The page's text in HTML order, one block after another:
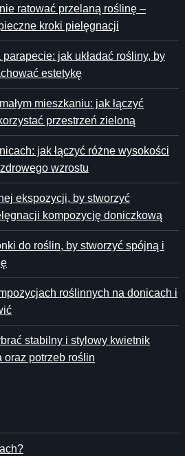
ratować przelaną roślinę –
kroki pielęgnacji
jak układać rośliny, by
estetykę
mieszkaniu: jak łączyć
przestrzeń zieloną
jak łączyć różne wysokości
wzrostu
ekspozycji, by stworzyć
kompozycję doniczkową
do roślin, by stworzyć spójną i
roślinnych na donicach i
stabilny i stylowy kwietnik
oraz potrzeb roślin